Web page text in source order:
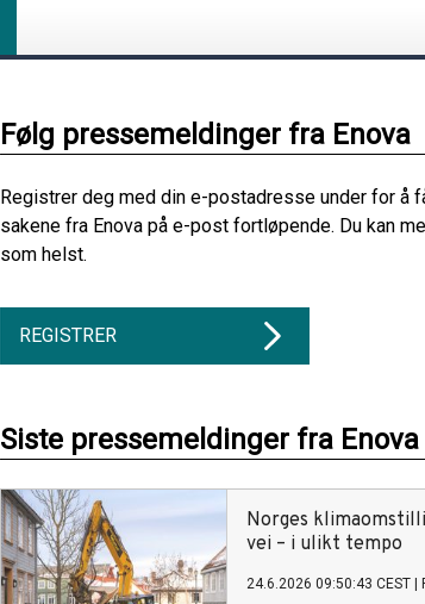
Følg pressemeldinger fra Enova
Registrer deg med din e-postadresse under for å
sakene fra Enova på e-post fortløpende. Du kan
som helst.
REGISTRER
Siste pressemeldinger fra Enova
Norges
vei – i ulikt tempo
24.6.2026 09:50:43 CEST